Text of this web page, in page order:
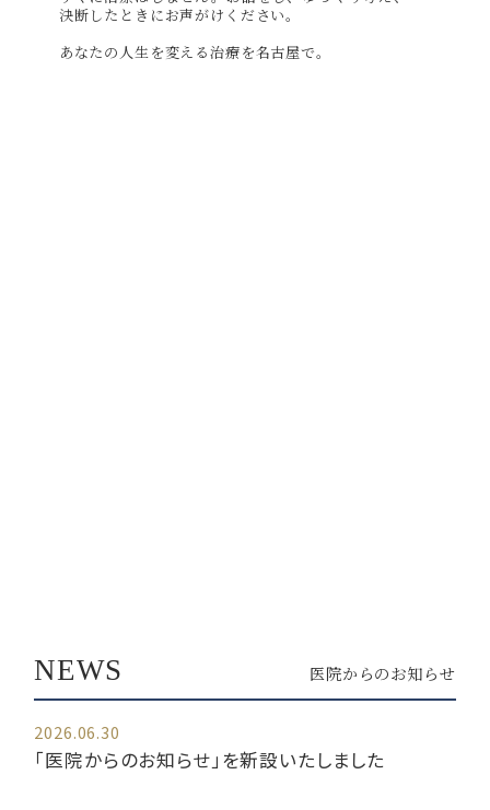
決断したときにお声がけください。
あなたの人生を変える治療を名古屋で。
NEWS 医院からのお知らせ
2026.06.30
「医院からのお知らせ」を新設いたしました